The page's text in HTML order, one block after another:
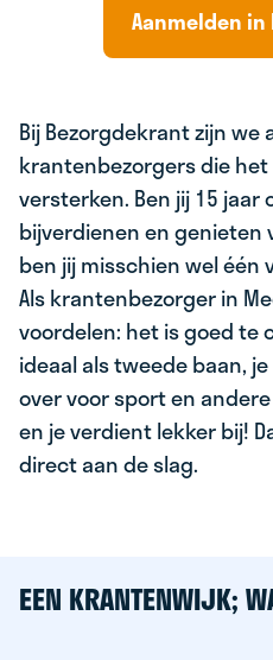
Aanmelden
Bij Bezorgdekrant zijn
krantenbezorgers die
versterken. Ben jij 15 jaar
bijverdienen en genieten
ben jij misschien wel één
Als krantenbezorger in
voordelen: het is goed te
ideaal als tweede baan,
over voor sport en
en je verdient lekker bij!
direct aan de slag.
EEN KRANTENWIJK;